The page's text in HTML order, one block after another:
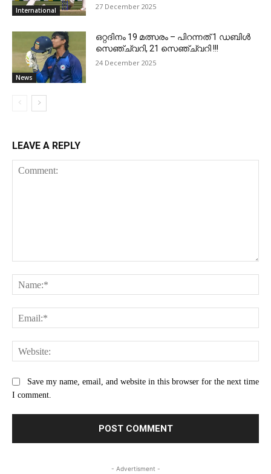
International 27 December 2025
News
ഒറ്റദിനം 19 മത്സരം – പിറന്നത് 1 ഡബിള്‍
സെഞ്ച്വറി, 21 സെഞ്ച്വറി !!!
24 December 2025
LEAVE A REPLY
Save my name, email, and website in this browser for the next time
I comment.
- Advertisment -